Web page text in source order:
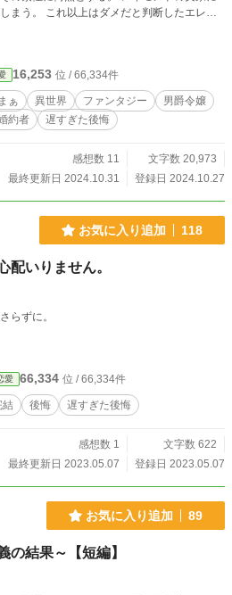
断したエレノ
都合主義の作品
16,253 位 / 66,334件
ぁ 異世界 ファンタジー
男爵令嬢
約者 遅すぎた後悔
感想数 11
文字数 20,973
最終更新日 2024.10.31
登録日 2024.10.27
お気に入り追加 118
配いりません。
らずに。
愛 66,334 位 / 66,334件
結 後悔 遅すぎた後悔
感想数 1
文字数 622
最終更新日 2023.05.07
登録日 2023.05.07
お気に入り追加 89
の結果～【短編】